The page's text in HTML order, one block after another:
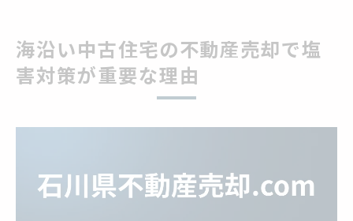
売却前に知りたい塩害対策の基本ポイント
塩害を抑え羽咋市で高値売却を実現するコツ
リノベーションで塩害ダメージをカバー
塩害情報を開示し買主への安心感を提供
海沿い中古住宅の不動産売却で塩
害対策が重要な理由